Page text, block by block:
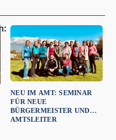
NEU IM AMT: SEMINAR
FÜR NEUE
BÜRGERMEISTER UND
AMTSLEITER